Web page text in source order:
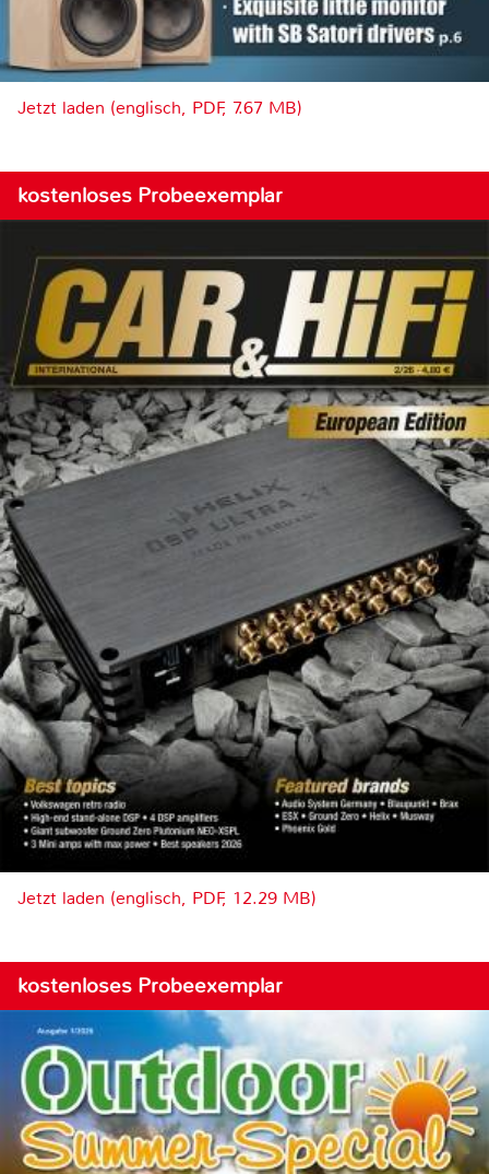
Jetzt laden (englisch, PDF, 7.67 MB)
kostenloses Probeexemplar
Jetzt laden (englisch, PDF, 12.29 MB)
kostenloses Probeexemplar